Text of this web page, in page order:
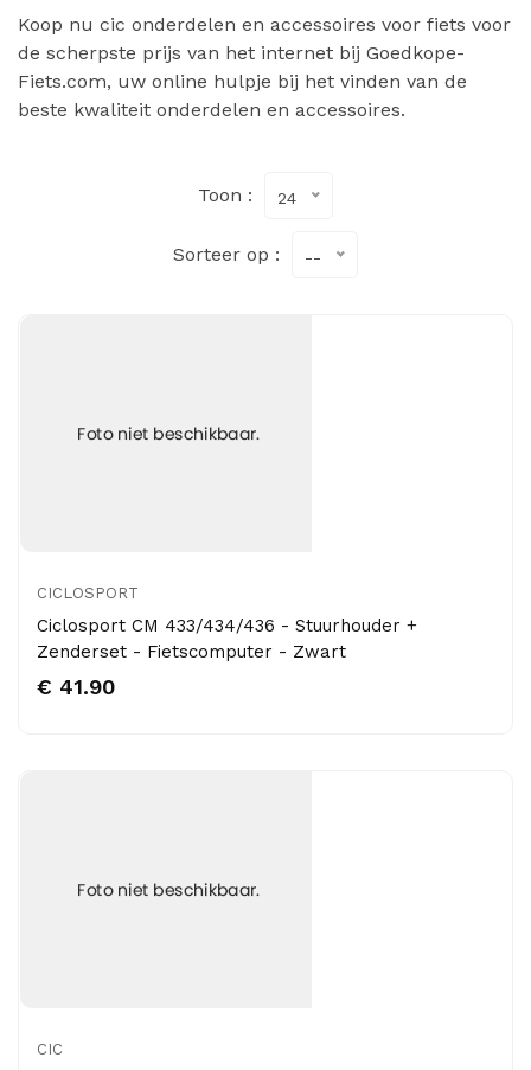
Koop nu cic onderdelen en accessoires voor fiets voor
de scherpste prijs van het internet bij Goedkope-
Fiets.com, uw online hulpje bij het vinden van de
beste kwaliteit onderdelen en accessoires.
Toon : 24
Sorteer op : --
CICLOSPORT
Ciclosport CM 433/434/436 - Stuurhouder +
Zenderset - Fietscomputer - Zwart
€ 41.90
CIC